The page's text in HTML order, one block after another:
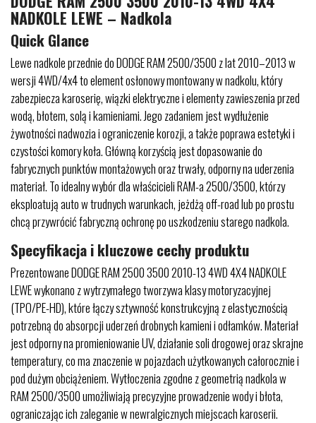
NADKOLE LEWE – Nadkola
Quick Glance
Lewe nadkole przednie do DODGE RAM 2500/3500 z lat 2010–2013 w
wersji 4WD/4x4 to element osłonowy montowany w nadkolu, który
zabezpiecza karoserię, wiązki elektryczne i elementy zawieszenia przed
wodą, błotem, solą i kamieniami. Jego zadaniem jest wydłużenie
żywotności nadwozia i ograniczenie korozji, a także poprawa estetyki i
czystości komory koła. Główną korzyścią jest dopasowanie do
fabrycznych punktów montażowych oraz trwały, odporny na uderzenia
materiał. To idealny wybór dla właścicieli RAM-a 2500/3500, którzy
eksploatują auto w trudnych warunkach, jeżdżą off-road lub po prostu
chcą przywrócić fabryczną ochronę po uszkodzeniu starego nadkola.
Specyfikacja i kluczowe cechy produktu
Prezentowane DODGE RAM 2500 3500 2010-13 4WD 4X4 NADKOLE
LEWE wykonano z wytrzymałego tworzywa klasy motoryzacyjnej
(TPO/PE-HD), które łączy sztywność konstrukcyjną z elastycznością
potrzebną do absorpcji uderzeń drobnych kamieni i odłamków. Materiał
jest odporny na promieniowanie UV, działanie soli drogowej oraz skrajne
temperatury, co ma znaczenie w pojazdach użytkowanych całorocznie i
pod dużym obciążeniem. Wytłoczenia zgodne z geometrią nadkola w
RAM 2500/3500 umożliwiają precyzyjne prowadzenie wody i błota,
ograniczając ich zaleganie w newralgicznych miejscach karoserii.